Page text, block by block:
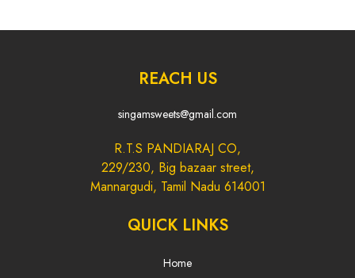
REACH US
singamsweets@gmail.com
R.T.S PANDIARAJ CO,
229/230, Big bazaar street,
Mannargudi, Tamil Nadu 614001
QUICK LINKS
Home